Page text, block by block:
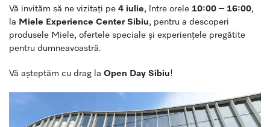
Vă invităm să ne vizitați pe 4 iulie, între orele 10:00 – 16:00,
la Miele Experience Center Sibiu, pentru a descoperi
produsele Miele, ofertele speciale și experiențele pregătite
pentru dumneavoastră.
Vă așteptăm cu drag la Open Day Sibiu!